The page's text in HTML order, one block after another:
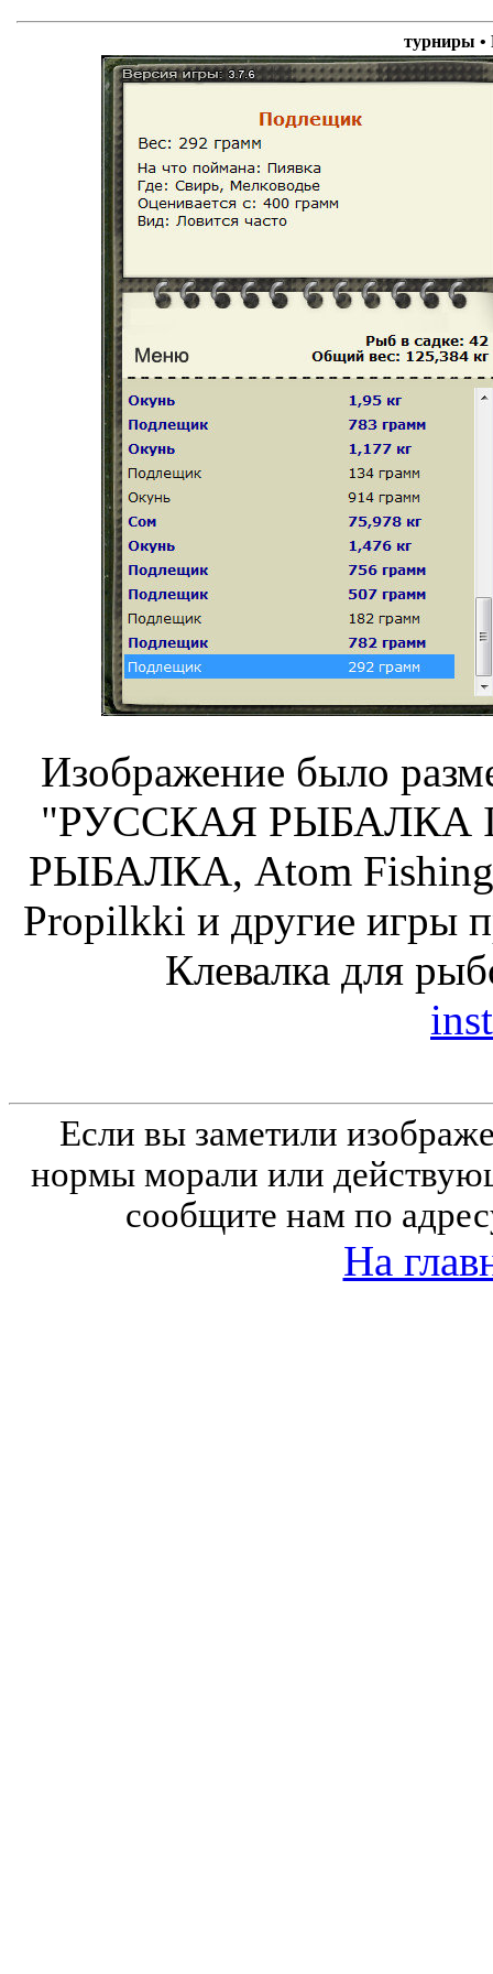
турниры
Изображение было
"РУССКАЯ РЫБАЛКА
РЫБАЛКА, Atom Fishing,
Propilkki и другие игры
Клевалка для
Если вы заметили
нормы морали или
сообщите нам по
На